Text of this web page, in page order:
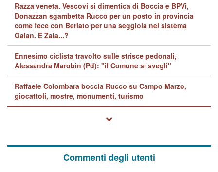
Razza veneta. Vescovi si dimentica di Boccia e BPVi,
Donazzan sgambetta Rucco per un posto in provincia
come fece con Berlato per una seggiola nel sistema
Galan. E Zaia...?
Ennesimo ciclista travolto sulle strisce pedonali,
Alessandra Marobin (Pd): "il Comune si svegli"
Raffaele Colombara boccia Rucco su Campo Marzo,
giocattoli, mostre, monumenti, turismo
Commenti degli utenti